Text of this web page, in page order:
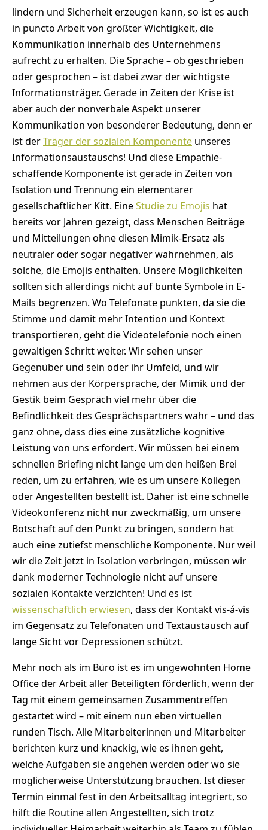
lindern und Sicherheit erzeugen kann, so ist es auch
in puncto Arbeit von größter Wichtigkeit, die
Kommunikation innerhalb des Unternehmens
aufrecht zu erhalten. Die Sprache – ob geschrieben
oder gesprochen – ist dabei zwar der wichtigste
Informationsträger. Gerade in Zeiten der Krise ist
aber auch der nonverbale Aspekt unserer
Kommunikation von besonderer Bedeutung, denn er
ist derTräger der sozialen Komponente unseres
Informationsaustauschs! Und diese Empathie-
schaffende Komponente ist gerade in Zeiten von
Isolation und Trennung ein elementarer
gesellschaftlicher Kitt. EineStudie zu Emojis hat
bereits vor Jahren gezeigt, dass Menschen Beiträge
und Mitteilungen ohne diesen Mimik-Ersatz als
neutraler oder sogar negativer wahrnehmen, als
solche, die Emojis enthalten. Unsere Möglichkeiten
sollten sich allerdings nicht auf bunte Symbole in E-
Mails begrenzen. Wo Telefonate punkten, da sie die
Stimme und damit mehr Intention und Kontext
transportieren, geht die Videotelefonie noch einen
gewaltigen Schritt weiter. Wir sehen unser
Gegenüber und sein oder ihr Umfeld, und wir
nehmen aus der Körpersprache, der Mimik und der
Gestik beim Gespräch viel mehr über die
Befindlichkeit des Gesprächspartners wahr – und das
ganz ohne, dass dies eine zusätzliche kognitive
Leistung von uns erfordert. Wir müssen bei einem
schnellen Briefing nicht lange um den heißen Brei
reden, um zu erfahren, wie es um unsere Kollegen
oder Angestellten bestellt ist. Daher ist eine schnelle
Videokonferenz nicht nur zweckmäßig, um unsere
Botschaft auf den Punkt zu bringen, sondern hat
auch eine zutiefst menschliche Komponente. Nur weil
wir die Zeit jetzt in Isolation verbringen, müssen wir
dank moderner Technologie nicht auf unsere
sozialen Kontakte verzichten! Und es ist
wissenschaftlich erwiesen, dass der Kontakt vis-á-vis
im Gegensatz zu Telefonaten und Textaustausch auf
lange Sicht vor Depressionen schützt.
Mehr noch als im Büro ist es im ungewohnten Home
Office der Arbeit aller Beteiligten förderlich, wenn der
Tag mit einem gemeinsamen Zusammentreffen
gestartet wird – mit einem nun eben virtuellen
runden Tisch. Alle Mitarbeiterinnen und Mitarbeiter
berichten kurz und knackig, wie es ihnen geht,
welche Aufgaben sie angehen werden oder wo sie
möglicherweise Unterstützung brauchen. Ist dieser
Termin einmal fest in den Arbeitsalltag integriert, so
hilft die Routine allen Angestellten, sich trotz